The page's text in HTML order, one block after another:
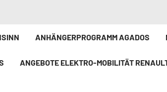
ANHÄNGERPROGRAMM AGADOS
ANGEBOTE ELEKTRO-MOBILITÄT